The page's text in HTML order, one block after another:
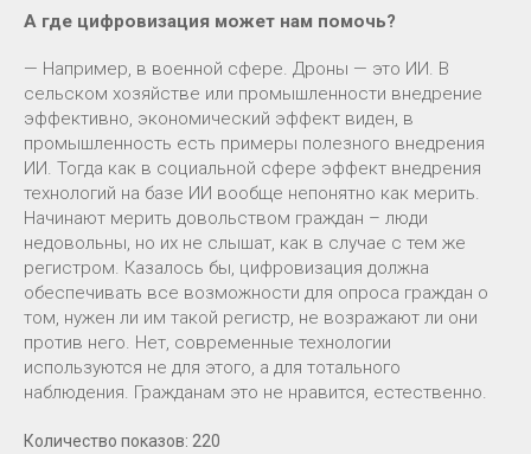
А где цифровизация может нам помочь?
— Например, в военной сфере. Дроны — это ИИ. В
сельском хозяйстве или промышленности внедрение
эффективно, экономический эффект виден, в
промышленность есть примеры полезного внедрения
ИИ. Тогда как в социальной сфере эффект внедрения
технологий на базе ИИ вообще непонятно как мерить.
Начинают мерить довольством граждан – люди
недовольны, но их не слышат, как в случае с тем же
регистром. Казалось бы, цифровизация должна
обеспечивать все возможности для опроса граждан о
том, нужен ли им такой регистр, не возражают ли они
против него. Нет, современные технологии
используются не для этого, а для тотального
наблюдения. Гражданам это не нравится, естественно.
Количество показов: 220